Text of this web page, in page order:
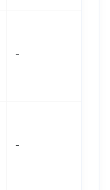
-
-